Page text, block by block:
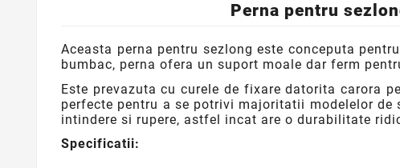
Perna pentru
Aceasta perna pentru sezlong este conceputa
bumbac, perna ofera un suport moale dar ferm
Este prevazuta cu curele de fixare datorita carora
perfecte pentru a se potrivi majoritatii modelelor
intindere si rupere, astfel incat are o durabilitate
Specificatii: